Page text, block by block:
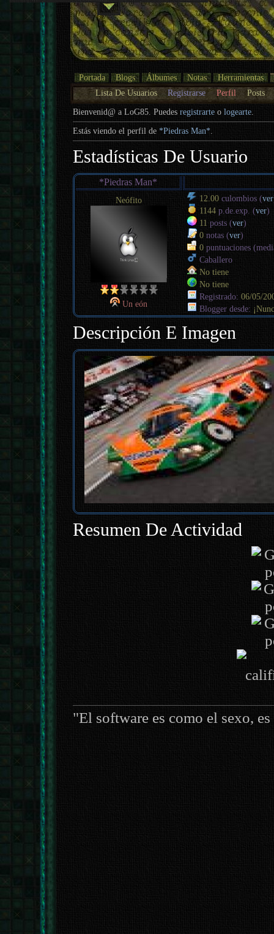
Portada Blogs Álbumes Notas
Herramientas
Lista De Usuarios
Registrarse Perfil Posts
Bienvenid@ a LoG85. Puedesregistrarte ologearte.
Estás viendo el perfil de*Piedras Man*
Estadísticas De Usuario
*Piedras Man*
Neófito
Un eón
12.00culombios (ver
1144p.de.exp. (ver)
11 posts (ver)
0notas (ver)
0puntuaciones
Caballero
No tiene
No tiene
Registrado: 06/05/
Blogger desde:
Descripción E Imagen
Resumen De Actividad
"El software es como el sexo,